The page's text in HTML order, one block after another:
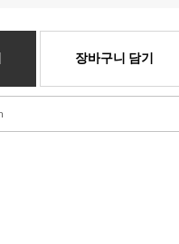
장바구니 담기